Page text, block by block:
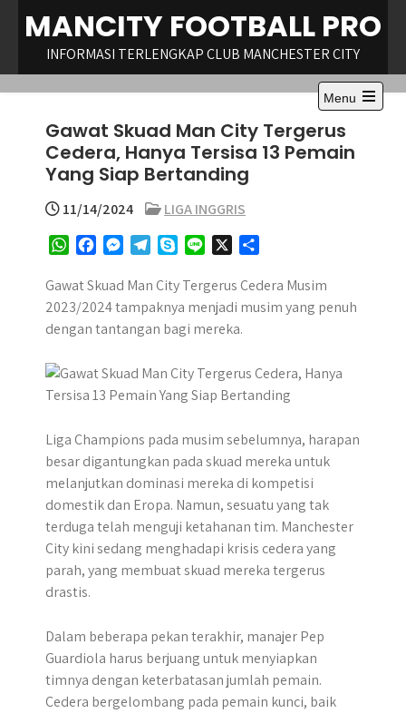
content
MANCITY FOOTBALL PRO
INFORMASI TERLENGKAP CLUB MANCHESTER CITY
Menu
Open
menu
Gawat Skuad Man City Tergerus
Cedera, Hanya Tersisa 13 Pemain
Yang Siap Bertanding
11/14/2024
LIGA INGGRIS
W
a
t
s
p
c
e
b
o
k
s
s
e
e
r
l
e
g
a
m
y
p
e
n
e
a
r
Gawat Skuad Man City Tergerus Cedera Musim
2023/2024 tampaknya menjadi musim yang penuh
dengan tantangan bagi mereka.
Liga Champions pada musim sebelumnya, harapan
besar digantungkan pada skuad mereka untuk
melanjutkan dominasi mereka di kompetisi
domestik dan Eropa. Namun, sesuatu yang tak
terduga telah menguji ketahanan tim. Manchester
City kini sedang menghadapi krisis cedera yang
parah, yang membuat skuad mereka tergerus
drastis.
Dalam beberapa pekan terakhir, manajer Pep
Guardiola harus berjuang untuk menyiapkan
timnya dengan keterbatasan jumlah pemain.
Cedera bergelombang pada pemain kunci, baik